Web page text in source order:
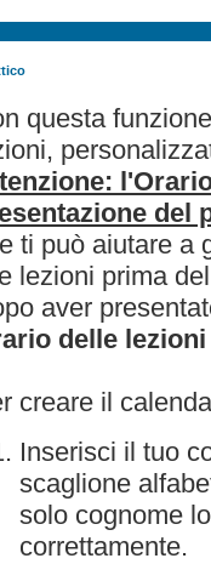
questa
del
ti può aiutare a
lezioni prima
aver
delle lezioni
creare il
Inserisci il tuo
scaglione
solo cognome
correttamente.